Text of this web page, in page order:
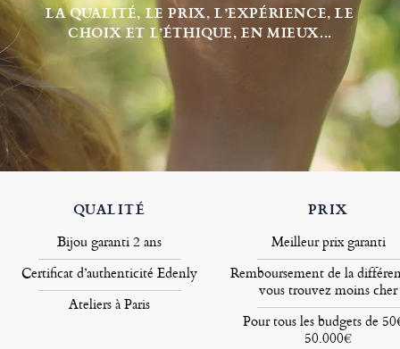
LA QUALITÉ, LE PRIX, L’EXPÉRIENCE, LE
CHOIX ET L’ÉTHIQUE, EN MIEUX...
QUALITÉ
Bijou garanti 2 ans
Certificat d’authenticité Edenly
Ateliers à Paris
PRIX
Meilleur prix garanti
Remboursement de la
vous trouvez moins cher
Pour tous les budgets de
50.000€